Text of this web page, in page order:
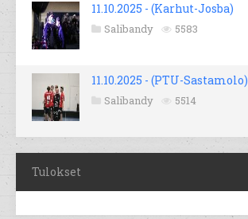
11.10.2025 - (Karhut-Josba)
Salibandy 5583
11.10.2025 - (PTU-Sastamolo)
Salibandy 5514
Tulokset